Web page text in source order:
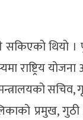
थियो ।
राष्ट्रिय
सचिव,
प्रमुख,